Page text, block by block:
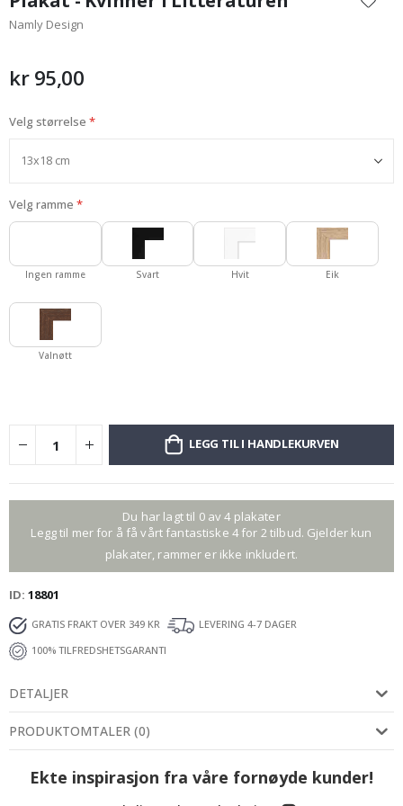
begynnelsen
av
Namly Design
kr 95,00
Velg størrelse
Velg ramme
Ingen ramme Svart Hvit Eik
Valnøtt
LEGG TIL I HANDLEKURVEN
Du har lagt til 0 av 4 plakater
Legg til mer for å få vårt fantastiske 4 for 2 tilbud. Gjelder kun
plakater, rammer er ikke inkludert.
ID 18801
GRATIS FRAKT OVER 349 KR
LEVERING 4-7 DAGER
100% TILFREDSHETSGARANTI
DETALJER
PRODUKTOMTALER (0)
Ekte inspirasjon fra våre fornøyde kunder!